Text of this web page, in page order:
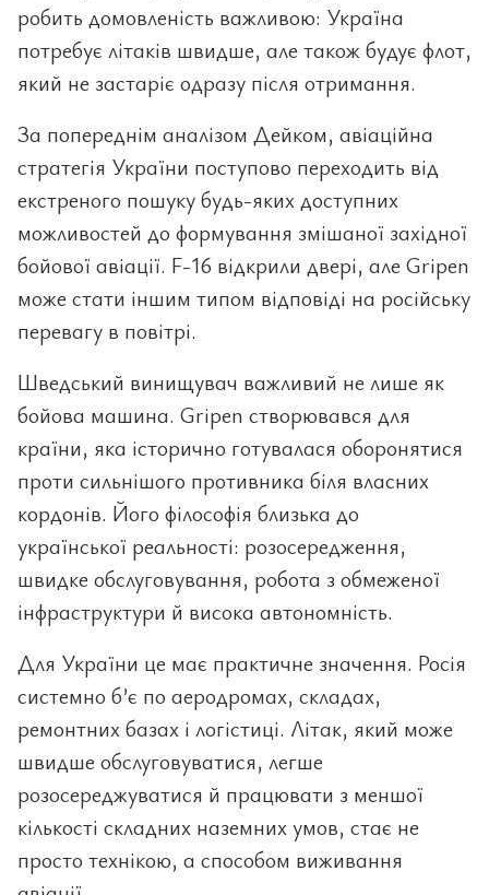
робить домовленість важливою: Україна
потребує літаків швидше, але також будує флот,
який не застаріє одразу після отримання.
За попереднім аналізом Дейком, авіаційна
стратегія України поступово переходить від
екстреного пошуку будь-яких доступних
можливостей до формування змішаної західної
бойової авіації. F-16 відкрили двері, але Gripen
може стати іншим типом відповіді на російську
перевагу в повітрі.
Шведський винищувач важливий не лише як
бойова машина. Gripen створювався для
країни, яка історично готувалася оборонятися
проти сильнішого противника біля власних
кордонів. Його філософія близька до
української реальності: розосередження,
швидке обслуговування, робота з обмеженої
інфраструктури й висока автономність.
Для України це має практичне значення. Росія
системно б’є по аеродромах, складах,
ремонтних базах і логістиці. Літак, який може
швидше обслуговуватися, легше
розосереджуватися й працювати з меншої
кількості складних наземних умов, стає не
просто технікою, а способом виживання